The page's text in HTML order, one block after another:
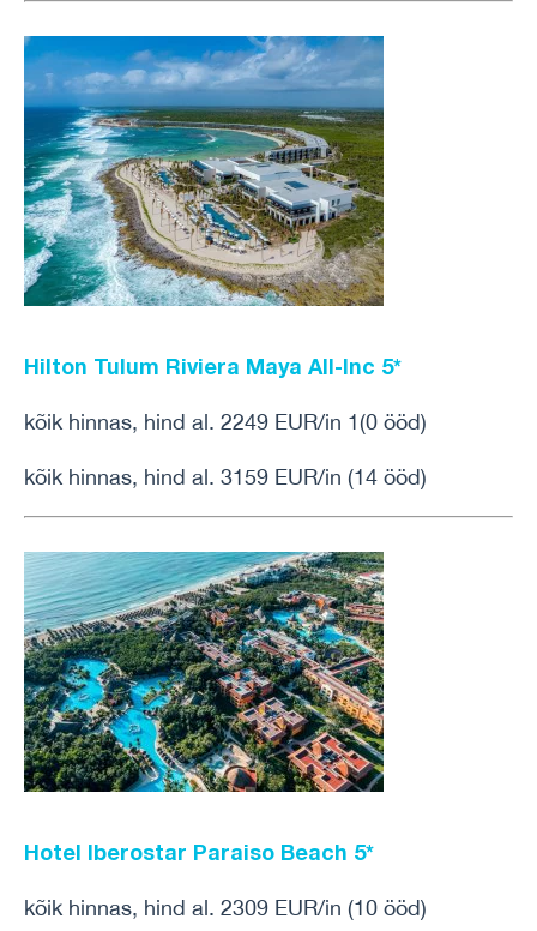
Hilton Tulum Riviera Maya All-Inc 5*
kõik hinnas, hind al. 2249 EUR/in 1(0 ööd)
kõik hinnas, hind al. 3159 EUR/in (14 ööd)
Hotel Iberostar Paraiso Beach 5*
kõik hinnas, hind al. 2309 EUR/in (10 ööd)